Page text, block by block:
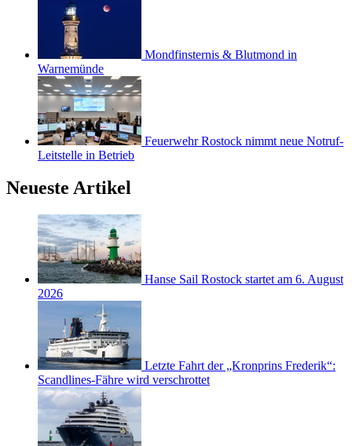
Mondfinsternis & Blutmond in
Warnemünde
Feuerwehr Rostock nimmt neue Notruf-
Leitstelle in Betrieb
Neueste Artikel
Hanse Sail Rostock startet am 6. August
2026
Letzte Fahrt der „Kronprins Frederik“:
Scandlines-Fähre wird verschrottet